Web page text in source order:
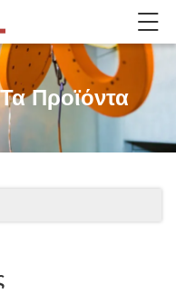
Προϊόντα